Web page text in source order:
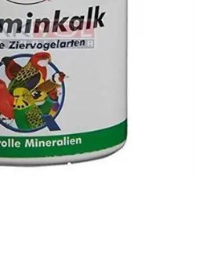
Saka ve Doğa Kuşu
Yemleri
Güvercin Yemleri
Kumlar
Mamalar
Krakerler
Kalamar Kemiği ve Gaga
Taşları